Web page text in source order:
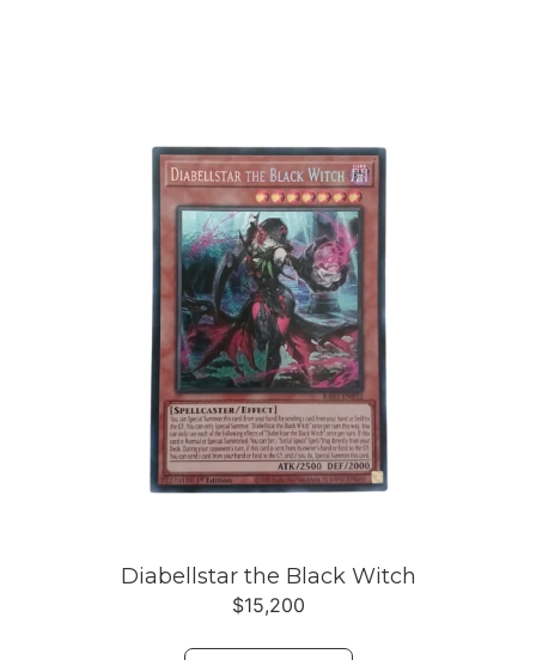
Diabellstar the Black Witch
$15,200